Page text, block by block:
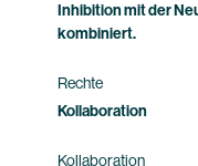
Inhibition mit der
kombiniert.
Rechte
Kollaboration
Kollaboration